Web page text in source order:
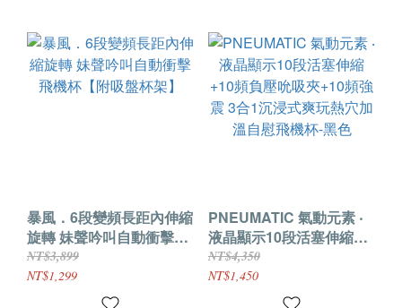
暴風．6段變頻長距內伸縮
旋轉 妹聲吟叫自動衝擊飛
機杯【附吸盤杯架】
NT$3,899
NT$1,299
PNEUMATIC 氣動元素 ‧
液晶顯示10段活塞伸縮
+10頻負壓吮吸夾+10頻強
震 3合1沉浸式爽玩熱穴加
溫自慰飛機杯-黑色
NT$4,350
NT$1,450